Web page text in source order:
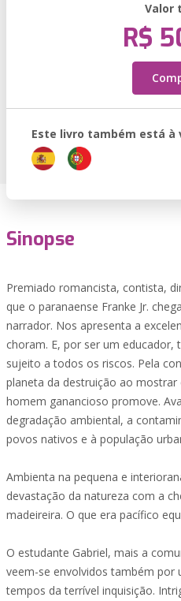
Valor
R$
Este livro também está à
Sinopse
Premiado romancista, contista,
que o paranaense Franke Jr.
narrador. Nos apresenta a
choram. E, por ser um educador,
sujeito a todos os riscos. Pela
planeta da destruição ao
homem ganancioso promove.
degradação ambiental, a
povos nativos e à população
Ambienta na pequena e
devastação da natureza com a
madeireira. O que era pacífico
O estudante Gabriel, mais a
veem-se envolvidos também por
tempos da terrível inquisição.